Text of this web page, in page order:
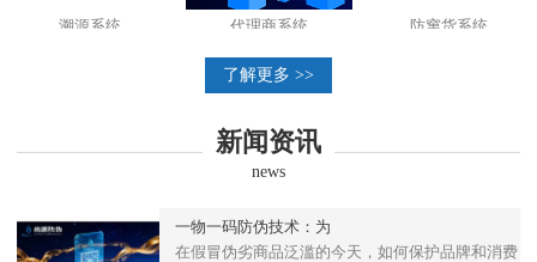
溯源系统 代理商系统 防窜货系统
了解更多 >>
新闻资讯
news
一物一码防伪技术：为
在假冒伪劣商品泛滥的今天，如何保护品牌和消费